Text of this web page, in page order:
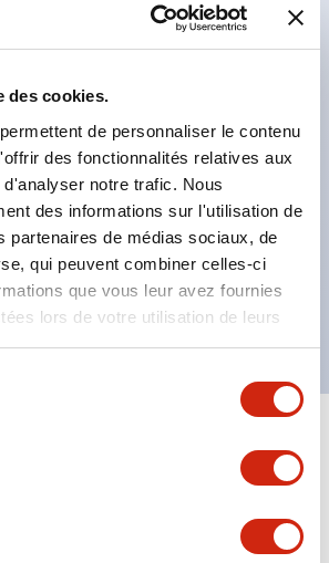
des cookies.
de personnaliser le contenu
des fonctionnalités relatives aux
notre trafic. Nous
des informations sur l'utilisation de
partenaires de médias sociaux, de
qui peuvent combiner celles-ci
que vous leur avez fournies
lors de votre utilisation de leurs
2 étages avec 2 contacts,
configuration à 4 contacts
59,9 mm (*bloc de contact à
peu encombrante
de 3e génération :
à 2 actions, garde intégrée,
des doigts IP20.
Tout développer+